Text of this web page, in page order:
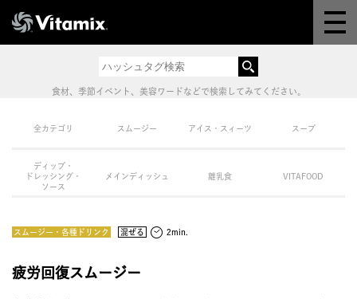
体験＆講座
8つの機能
オンラインストア
よくある質問
食材、季節イベント、美容ワードなどで検索してみてください。
全カテゴリ スムージー アイス・スィーツ スープ
ディップ・
ドレッシング・
ソース
メインディッシュ 離乳食 VITAFOOD
スムージー・各種ドリンク 混ぜる 2min.
疲労回復スムージー